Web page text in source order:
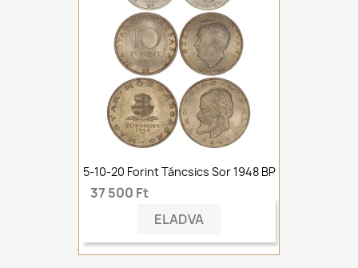
5-10-20 Forint Táncsics Sor 1948 BP
37 500 Ft
ELADVA